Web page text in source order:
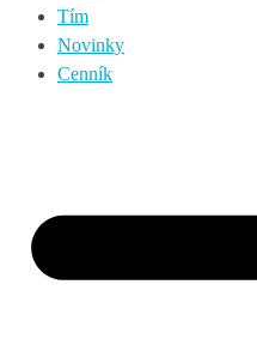
Tím
Novinky
Cenník